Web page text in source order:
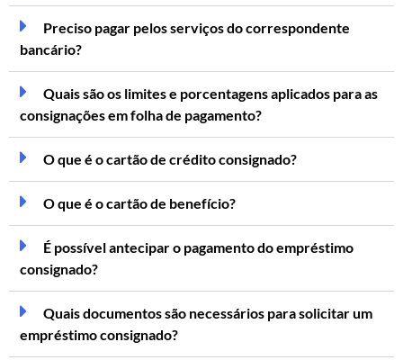
Preciso pagar pelos serviços do correspondente
bancário?
Quais são os limites e porcentagens aplicados para as
consignações em folha de pagamento?
O que é o cartão de crédito consignado?
O que é o cartão de benefício?
É possível antecipar o pagamento do empréstimo
consignado?
Quais documentos são necessários para solicitar um
empréstimo consignado?